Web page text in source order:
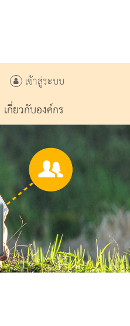
เข้าสู่ระบบ
เกี่ยวกับองค์กร